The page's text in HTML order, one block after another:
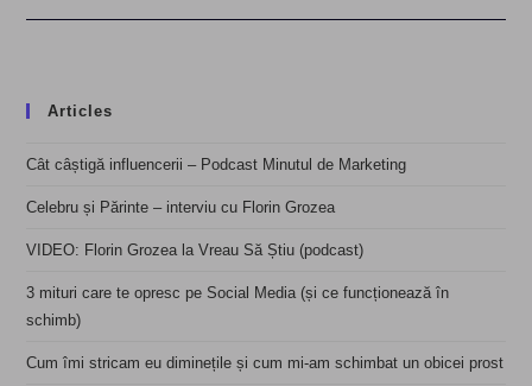
Articles
Cât câștigă influencerii – Podcast Minutul de Marketing
Celebru și Părinte – interviu cu Florin Grozea
VIDEO: Florin Grozea la Vreau Să Știu (podcast)
3 mituri care te opresc pe Social Media (și ce funcționează în
schimb)
Cum îmi stricam eu diminețile și cum mi-am schimbat un obicei prost